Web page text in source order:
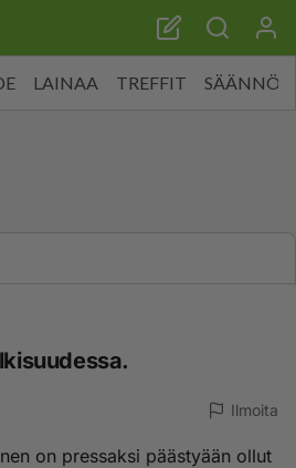
LAINAA TREFFIT SÄÄNNÖT
Ilmoita
on pressaksi päästyään ollut